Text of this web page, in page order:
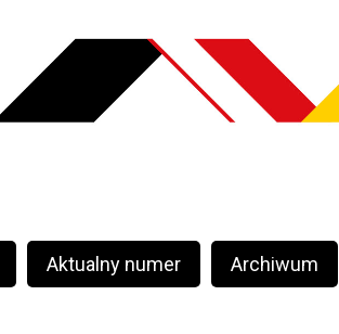
Aktualny numer Archiwum